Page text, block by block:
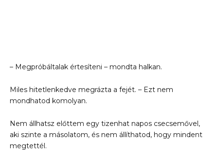
– Megpróbáltalak értesíteni – mondta halkan.
Miles hitetlenkedve megrázta a fejét. – Ezt nem
mondhatod komolyan.
Nem állhatsz előttem egy tizenhat napos csecsemővel,
aki szinte a másolatom, és nem állíthatod, hogy mindent
megtettél.